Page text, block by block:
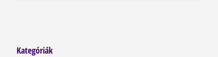
Kategóriák